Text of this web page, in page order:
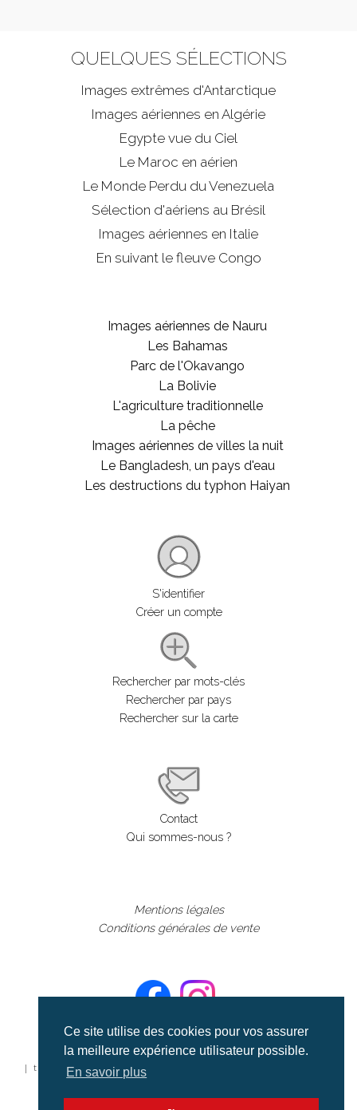
Ce site utilise des cookies pour vos assurer
la meilleure expérience utilisateur possible.
En savoir plus
QUELQUES SÉLECTIONS
Images extrêmes d'Antarctique
Images aériennes en Algérie
Egypte vue du Ciel
Le Maroc en aérien
Le Monde Perdu du Venezuela
Sélection d'aériens au Brésil
Images aériennes en Italie
En suivant le fleuve Congo
Images aériennes de Nauru
Les Bahamas
Parc de l'Okavango
La Bolivie
L'agriculture traditionnelle
La pêche
Images aériennes de villes la nuit
Le Bangladesh, un pays d'eau
Les destructions du typhon Haiyan
S'identifier
Créer un compte
Rechercher par mots-clés
Rechercher par pays
Rechercher sur la carte
Contact
Qui sommes-nous ?
Mentions légales
Conditions générales de vente
©aerialcollection marque déposée 2024
| tous droits réservés | aerialcollection.fr banque d'images
aériennes et documentaires video et cinéma |